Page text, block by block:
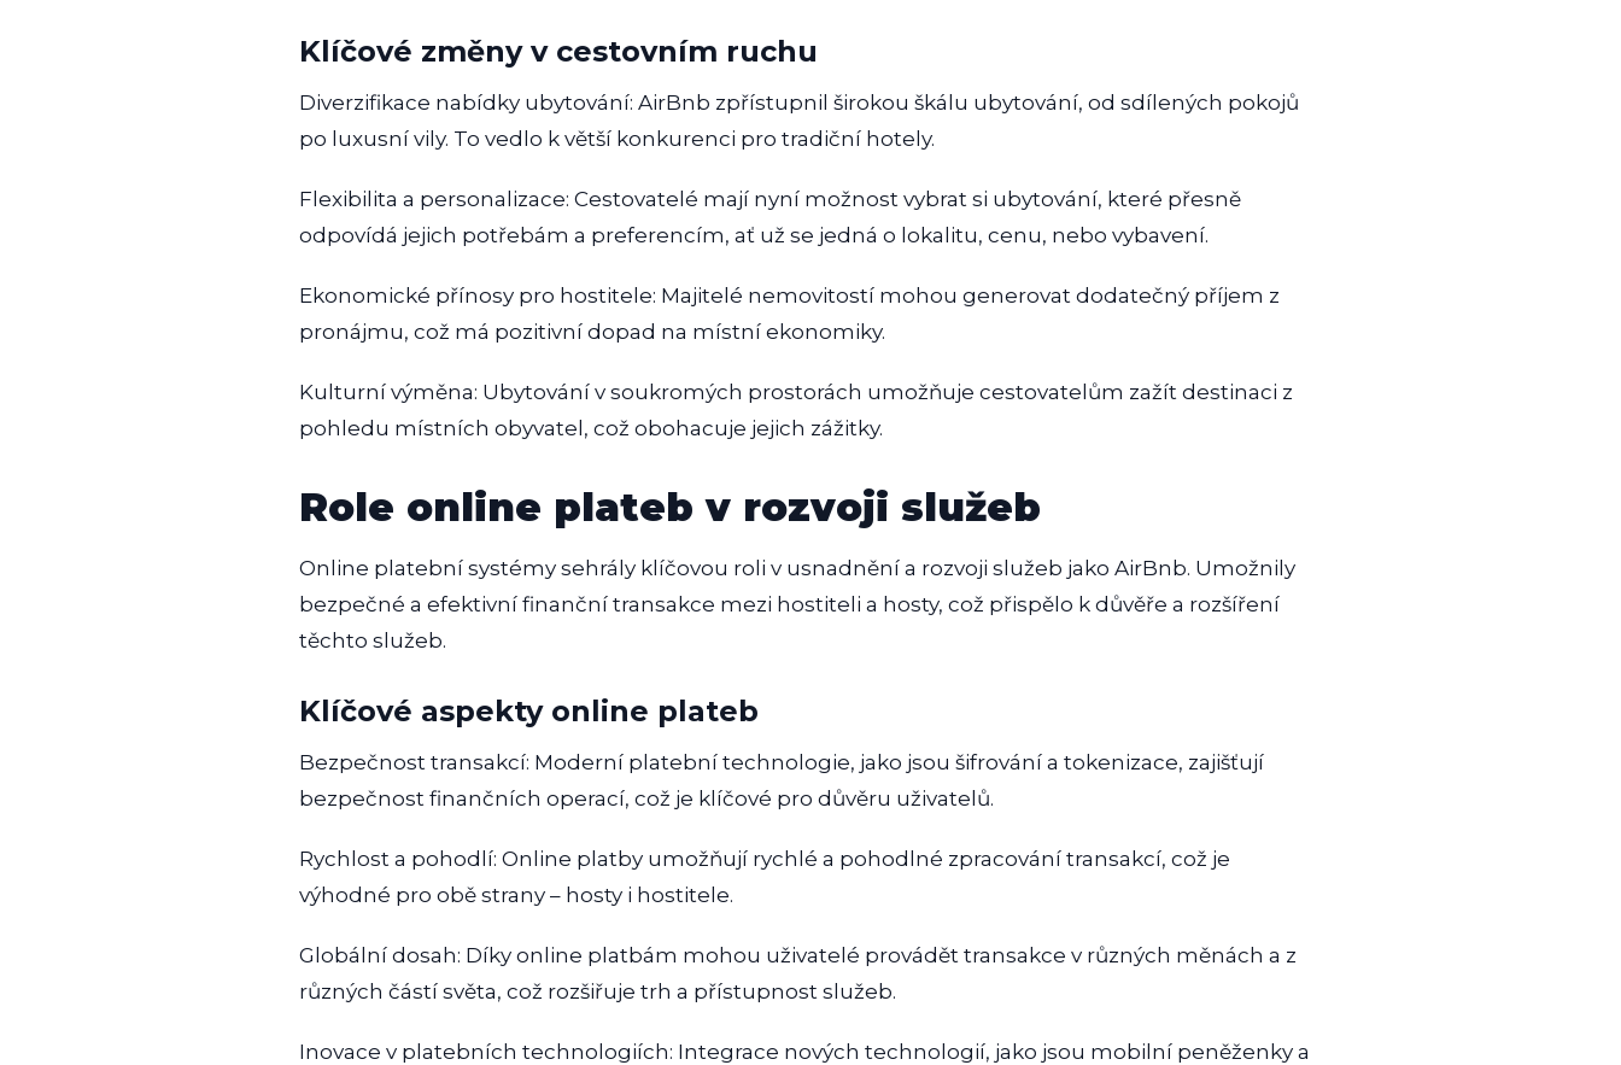
Klíčové změny v cestovním ruchu
Diverzifikace nabídky ubytování: AirBnb zpřístupnil širokou škálu ubytování, od sdílených pokojů
po luxusní vily. To vedlo k větší konkurenci pro tradiční hotely.
Flexibilita a personalizace: Cestovatelé mají nyní možnost vybrat si ubytování, které přesně
odpovídá jejich potřebám a preferencím, ať už se jedná o lokalitu, cenu, nebo vybavení.
Ekonomické přínosy pro hostitele: Majitelé nemovitostí mohou generovat dodatečný příjem z
pronájmu, což má pozitivní dopad na místní ekonomiky.
Kulturní výměna: Ubytování v soukromých prostorách umožňuje cestovatelům zažít destinaci z
pohledu místních obyvatel, což obohacuje jejich zážitky.
Role online plateb v rozvoji služeb
Online platební systémy sehrály klíčovou roli v usnadnění a rozvoji služeb jako AirBnb. Umožnily
bezpečné a efektivní finanční transakce mezi hostiteli a hosty, což přispělo k důvěře a rozšíření
těchto služeb.
Klíčové aspekty online plateb
Bezpečnost transakcí: Moderní platební technologie, jako jsou šifrování a tokenizace, zajišťují
bezpečnost finančních operací, což je klíčové pro důvěru uživatelů.
Rychlost a pohodlí: Online platby umožňují rychlé a pohodlné zpracování transakcí, což je
výhodné pro obě strany – hosty i hostitele.
Globální dosah: Díky online platbám mohou uživatelé provádět transakce v různých měnách a z
různých částí světa, což rozšiřuje trh a přístupnost služeb.
Inovace v platebních technologiích: Integrace nových technologií, jako jsou mobilní peněženky a